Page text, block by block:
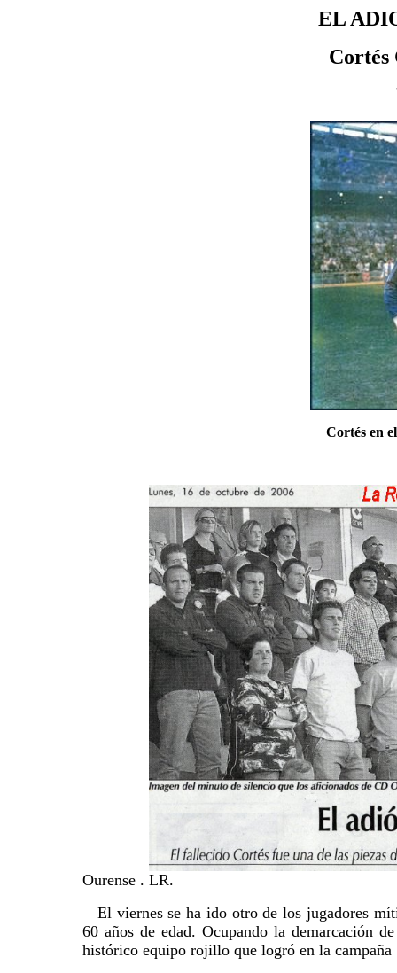
EL
Cortés en
Ourense . LR.
El viernes se ha ido otro de los jugadores
60 años de edad. Ocupando la demarcación
histórico equipo rojillo que logró en la